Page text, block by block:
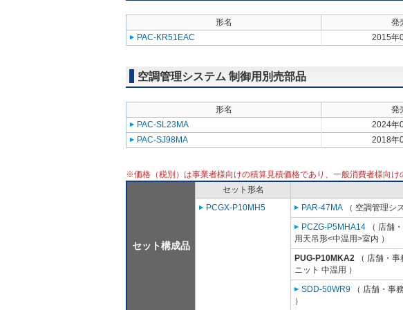
形名 発
PAC-KR51EAC
2015年
空調管理システム 制御用別売部品
形名 発
PAC-SL23MA
2024年
PAC-SJ98MA
2018年
※価格（税別）は事業者様向けの積算見積価格であり、一般消費者様向け
セット構成品
セット形名
PCGX-P10MH5
PAR-47MA （ 空調管理シ
PCZG-P5MHA14 （ 店舗
用天吊形<中温用>室内 ）
PUG-P10MKA2 （ 店舗・
ニット 中温用 ）
SDD-50WR9 （ 店舗・事
）